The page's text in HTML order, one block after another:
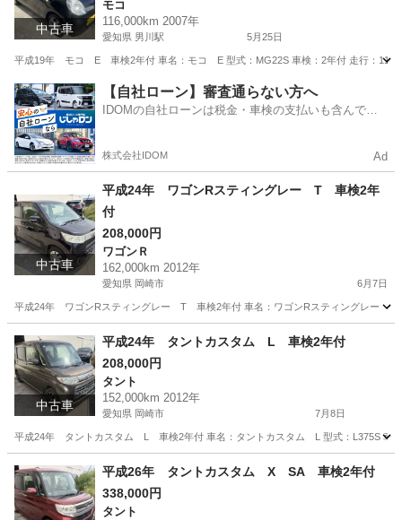
中古車
モコ
116,000km 2007年
愛知県 男川駅 5月25日
平成19年 モコ E 車検2年付 車名：モコ E 型式：MG22S 車検：2年付 走行：
愛知 岡崎市 男川駅 モコ 預かり金
【自社ローン】審査通らない方へ
IDOMの自社ローンは税金・車検の支払いも含んでい
株式会社IDOM Ad
中古車
平成24年 ワゴンRスティングレー T 車検2年
付
208,000円
ワゴンＲ
162,000km 2012年
愛知県 岡崎市 6月7日
平成24年 ワゴンRスティングレー T 車検2年付 車名：ワゴンRスティングレー T 型
愛知 岡崎市 ワゴンＲ ワゴンR
中古車
平成24年 タントカスタム L 車検2年付
208,000円
タント
152,000km 2012年
愛知県 岡崎市 7月8日
平成24年 タントカスタム L 車検2年付 車名：タントカスタム L 型式：L375S 車検
愛知 岡崎市 タント 預かり金
平成26年 タントカスタム X SA 車検2年付
338,000円
タント